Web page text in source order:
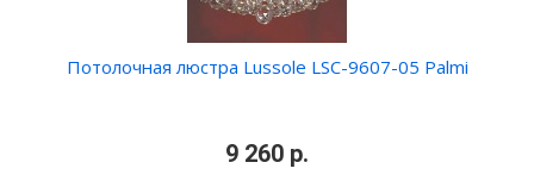
Потолочная люстра Lussole LSC-9607-05 Palmi
9 260 р.